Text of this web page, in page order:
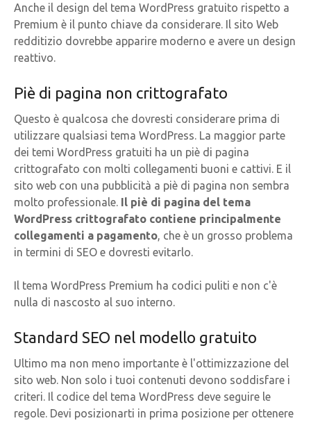
Anche il design del tema WordPress gratuito rispetto a
Premium è il punto chiave da considerare. Il sito Web
redditizio dovrebbe apparire moderno e avere un design
reattivo.
Piè di pagina non crittografato
Questo è qualcosa che dovresti considerare prima di
utilizzare qualsiasi tema WordPress. La maggior parte
dei temi WordPress gratuiti ha un piè di pagina
crittografato con molti collegamenti buoni e cattivi. E il
sito web con una pubblicità a piè di pagina non sembra
molto professionale. Il piè di pagina del tema
WordPress crittografato contiene principalmente
collegamenti a pagamento, che è un grosso problema
in termini di SEO e dovresti evitarlo.
Il tema WordPress Premium ha codici puliti e non c'è
nulla di nascosto al suo interno.
Standard SEO nel modello gratuito
Ultimo ma non meno importante è l'ottimizzazione del
sito web. Non solo i tuoi contenuti devono soddisfare i
criteri. Il codice del tema WordPress deve seguire le
regole. Devi posizionarti in prima posizione per ottenere